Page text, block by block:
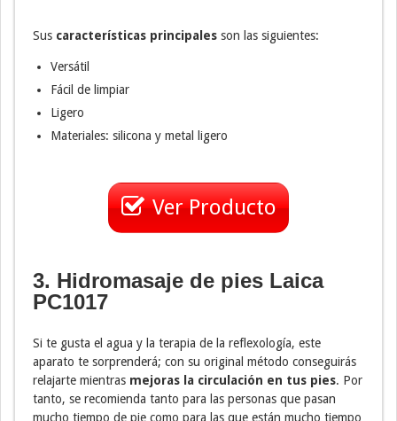
Sus características principales son las siguientes:
Versátil
Fácil de limpiar
Ligero
Materiales: silicona y metal ligero
Ver Producto
3. Hidromasaje de pies Laica
PC1017
Si te gusta el agua y la terapia de la reflexología, este
aparato te sorprenderá; con su original método conseguirás
relajarte mientras mejoras la circulación en tus pies. Por
tanto, se recomienda tanto para las personas que pasan
mucho tiempo de pie como para las que están mucho tiempo